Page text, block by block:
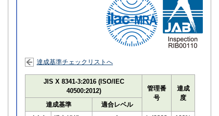
達成基準チェックリストへ
JIS X 8341-3:2016 (ISO/IEC
40500:2012)
管理番
号
達成
度
達成基準
適合レベル